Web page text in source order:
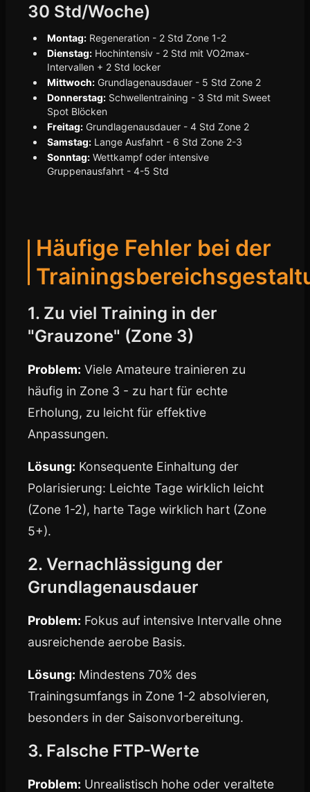
30 Std/Woche)
Montag: Regeneration - 2 Std Zone 1-2
Dienstag: Hochintensiv - 2 Std mit VO2max-
Intervallen + 2 Std locker
Mittwoch: Grundlagenausdauer - 5 Std Zone 2
Donnerstag: Schwellentraining - 3 Std mit Sweet
Spot Blöcken
Freitag: Grundlagenausdauer - 4 Std Zone 2
Samstag: Lange Ausfahrt - 6 Std Zone 2-3
Sonntag: Wettkampf oder intensive
Gruppenausfahrt - 4-5 Std
Häufige Fehler bei der
1. Zu viel Training in der
"Grauzone" (Zone 3)
Problem: Viele Amateure trainieren zu
häufig in Zone 3 - zu hart für echte
Erholung, zu leicht für effektive
Anpassungen.
Lösung: Konsequente Einhaltung der
Polarisierung: Leichte Tage wirklich leicht
(Zone 1-2), harte Tage wirklich hart (Zone
5+).
2. Vernachlässigung der
Grundlagenausdauer
Problem: Fokus auf intensive Intervalle ohne
ausreichende aerobe Basis.
Lösung: Mindestens 70% des
Trainingsumfangs in Zone 1-2 absolvieren,
besonders in der Saisonvorbereitung.
3. Falsche FTP-Werte
Problem: Unrealistisch hohe oder veraltete